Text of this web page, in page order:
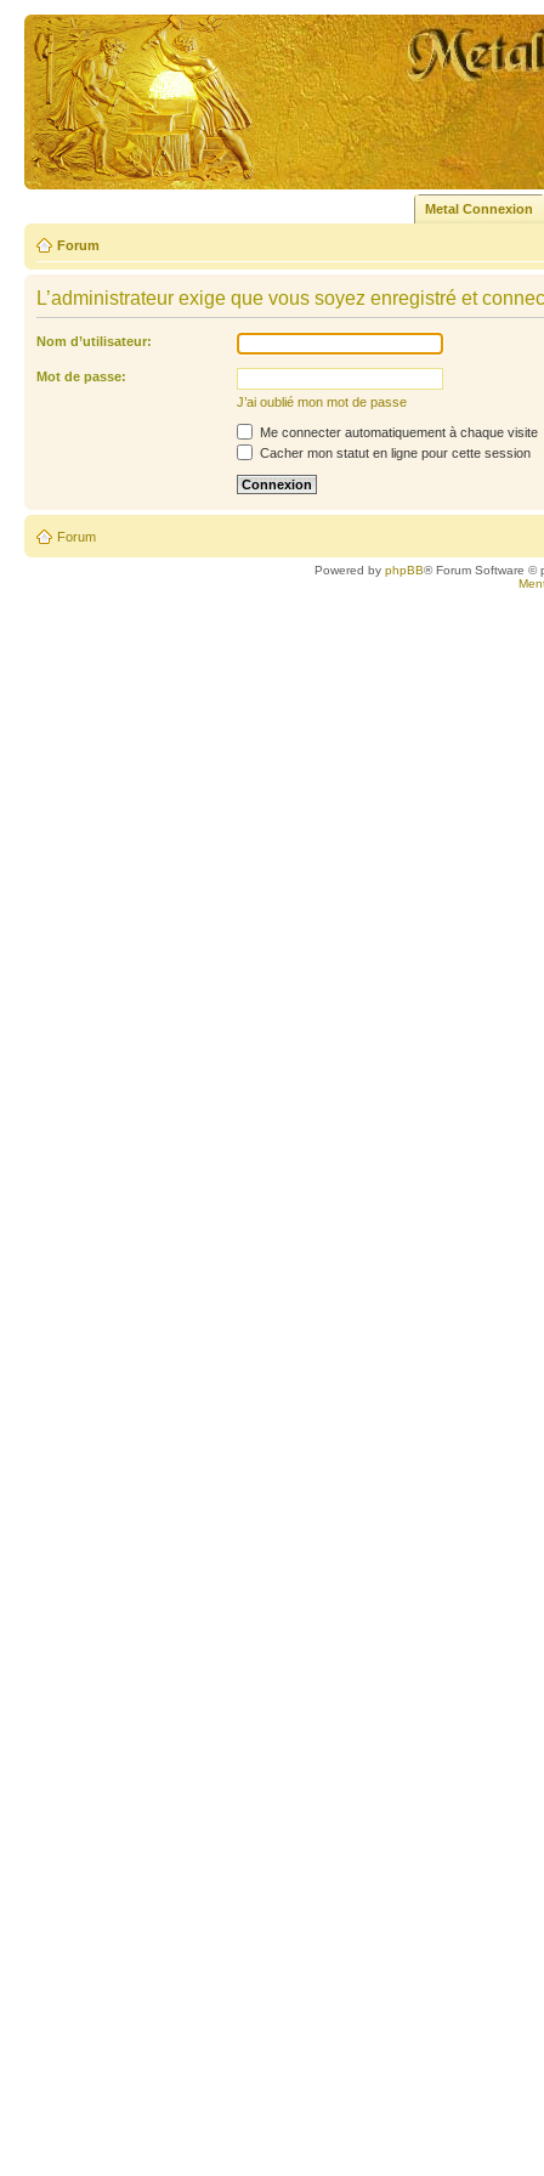
Metal Connexion
Forum
L’administrateur exige que vous soyez enregistré et
Nom d’utilisateur:
Mot de passe:
J’ai oublié mon mot de passe
Me connecter automatiquement à chaque visite
Cacher mon statut en ligne pour cette session
Forum
Powered byphpBB® Forum Software ©